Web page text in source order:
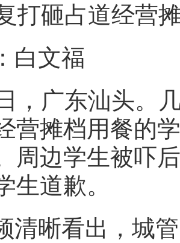
打砸占道经营
白文福
，广东汕头。
营摊档用餐的
周边学生被吓
生道歉。
清晰看出，城